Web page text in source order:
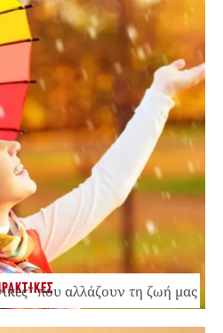
που αλλάζουν τη ζωή μας